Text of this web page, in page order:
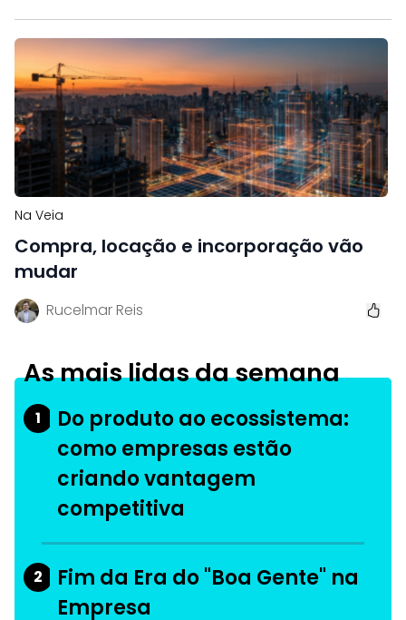
Na Veia
Compra, locação e incorporação vão
mudar
Rucelmar Reis
As mais lidas da semana
1
Do produto ao ecossistema:
como empresas estão
criando vantagem
competitiva
2
Fim da Era do "Boa Gente" na
Empresa